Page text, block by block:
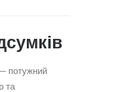
потужний
та